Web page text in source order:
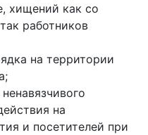
хищений как со
работников
на территории
на
и посетителей при